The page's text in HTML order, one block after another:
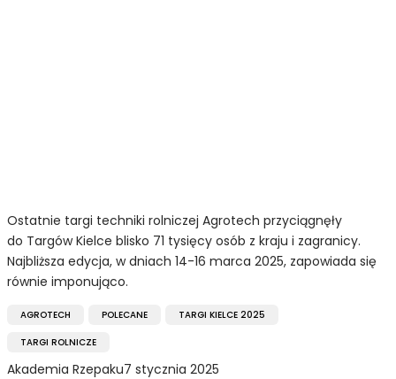
Ostatnie targi techniki rolniczej Agrotech przyciągnęły
do Targów Kielce blisko 71 tysięcy osób z kraju i zagranicy.
Najbliższa edycja, w dniach 14-16 marca 2025, zapowiada się
równie imponująco.
AGROTECH POLECANE TARGI KIELCE 2025
TARGI ROLNICZE
Akademia Rzepaku7 stycznia 2025